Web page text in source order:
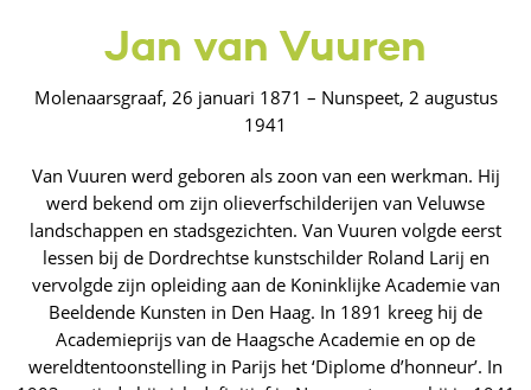
Jan van Vuuren
Molenaarsgraaf, 26 januari 1871 – Nunspeet, 2 augustus
1941
Van Vuuren werd geboren als zoon van een werkman. Hij
werd bekend om zijn olieverfschilderijen van Veluwse
landschappen en stadsgezichten. Van Vuuren volgde eerst
lessen bij de Dordrechtse kunstschilder Roland Larij en
vervolgde zijn opleiding aan de Koninklijke Academie van
Beeldende Kunsten in Den Haag. In 1891 kreeg hij de
Academieprijs van de Haagsche Academie en op de
wereldtentoonstelling in Parijs het ‘Diplome d’honneur’. In